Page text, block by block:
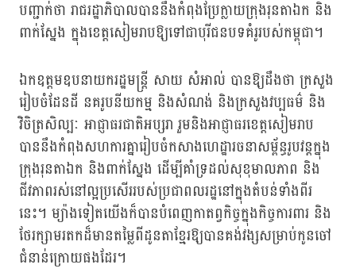
បញ្ជាក់ថា រាជរដ្ឋាភិបាលបាននឹងកំពុងប្រែក្លាយក្រុងរុនតាឯក និង
ពាក់ស្នែង ក្នុងខេត្តសៀមរាបឱ្យទៅជាបុរីជនបទគំរូរបស់កម្ពុជា។
ឯកឧត្តមឧបនាយករដ្ឋមន្ត្រី សាយ សំអាល់ បានឱ្យដឹងថា ក្រសួង
រៀបចំដែនដី នគរូបនីយកម្ម និងសំណង់ និងក្រសួងវប្បធម៌ និង
វិចិត្រសិល្បៈ អាជ្ញាធរជាតិអប្សរា រួមនិងអាជ្ញាធរខេត្តសៀមរាប
បាននឹងកំពុងសហការគ្នារៀបចំកសាងហេដ្ឋារចនាសម្ព័ន្ធរូបវន្តក្នុង
ក្រុងរុនតាឯក និងពាក់ស្នែង ដើម្បីគាំទ្រដល់សុខុមាលភាព និង
ជីវភាពរស់នៅល្អប្រសើររបស់ប្រជាពលរដ្ឋនៅក្នុងតំបន់ទាំងពីរ
នេះ។ ម្យ៉ាងទៀតយើងក៏បានបំពេញកាតព្វកិច្ចក្នុងកិច្ចការពារ និង
ថែរក្សាមរតកដ៏មានតម្លៃពីដូនតាខ្មែរឱ្យបានគង់វង្សសម្រាប់កូនចៅ
ជំនាន់ក្រោយផងដែរ។